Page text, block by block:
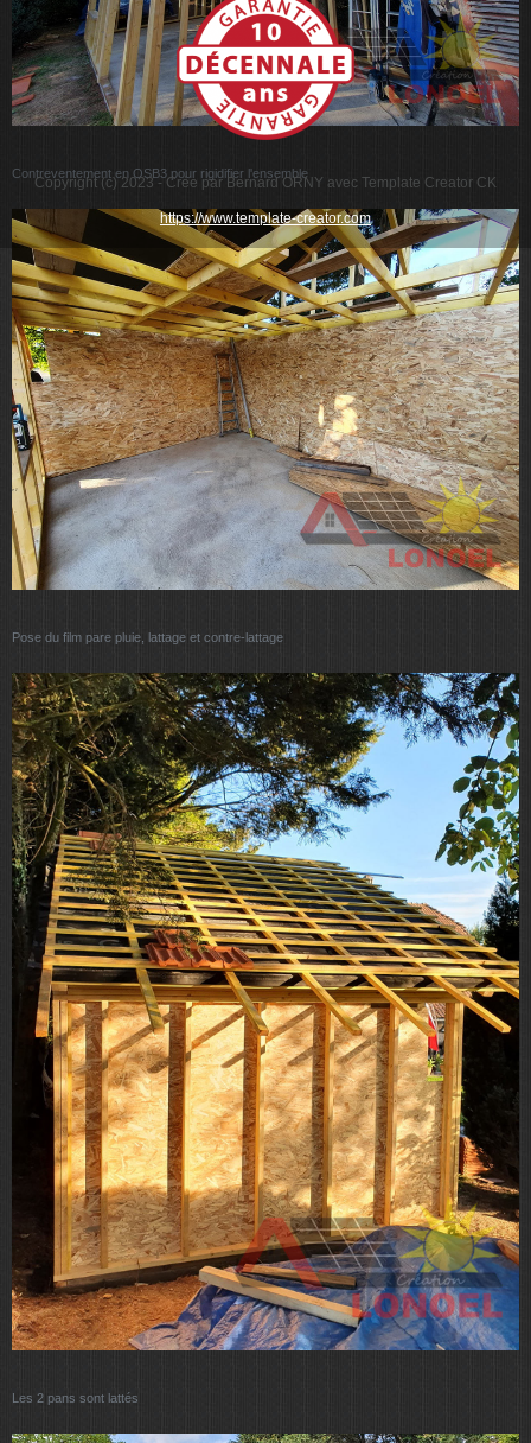
Contreventement en OSB3 pour rigidifier l'ensemble
Pose du film pare pluie, lattage et contre-lattage
Les 2 pans sont lattés
Copyright (c) 2023 - Crée par Bernard ORNY avec Template Creator CK
https://www.template-creator.com